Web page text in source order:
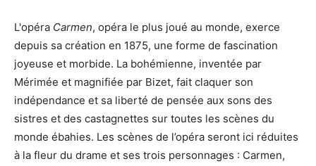
L'opéra Carmen, opéra le plus joué au monde, exerce
depuis sa création en 1875, une forme de fascination
joyeuse et morbide. La bohémienne, inventée par
Mérimée et magnifiée par Bizet, fait claquer son
indépendance et sa liberté de pensée aux sons des
sistres et des castagnettes sur toutes les scènes du
monde ébahies. Les scènes de l’opéra seront ici réduites
à la fleur du drame et ses trois personnages : Carmen,